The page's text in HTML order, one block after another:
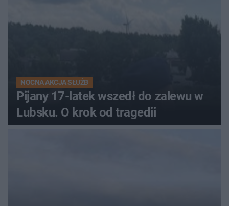
NOCNA AKCJA SŁUŻB
Pijany 17-latek wszedł do zalewu w
Lubsku. O krok od tragedii